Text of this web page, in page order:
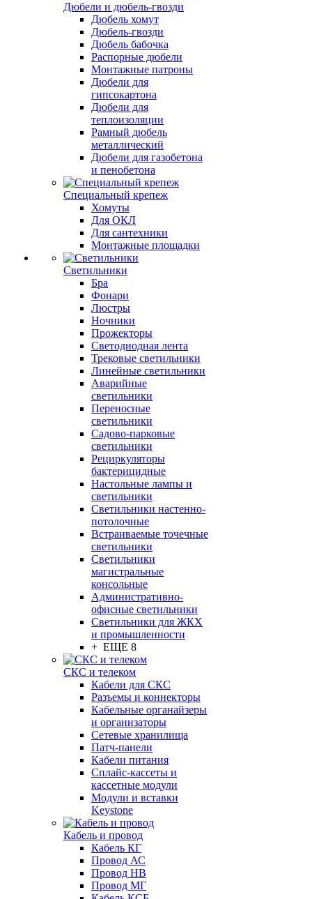
Дюбели и дюбель-гвозди
Дюбель хомут
Дюбель-гвозди
Дюбель бабочка
Распорные дюбели
Монтажные патроны
Дюбели для
гипсокартона
Дюбели для
теплоизоляции
Рамный дюбель
металлический
Дюбели для газобетона
и пенобетона
Специальный крепеж
Хомуты
Для ОКЛ
Для сантехники
Монтажные площадки
Светильники
Бра
Фонари
Люстры
Ночники
Прожекторы
Светодиодная лента
Трековые светильники
Линейные светильники
Аварийные
светильники
Переносные
светильники
Садово-парковые
светильники
Рециркуляторы
бактерицидные
Настольные лампы и
светильники
Светильники настенно-
потолочные
Встраиваемые точечные
светильники
Светильники
магистральные
консольные
Административно-
офисные светильники
Светильники для ЖКХ
и промышленности
+ ЕЩЕ 8
СКС и телеком
Кабели для СКС
Разъемы и коннекторы
Кабельные органайзеры
и организаторы
Сетевые хранилища
Патч-панели
Кабели питания
Сплайс-кассеты и
кассетные модули
Модули и вставки
Keystone
Кабель и провод
Кабель КГ
Провод АС
Провод НВ
Провод МГ